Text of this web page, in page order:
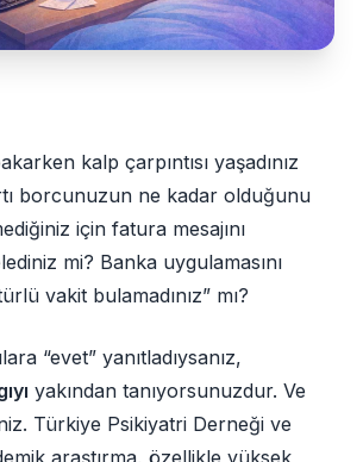
kalp çarpıntısı yaşadınız
borcunuzun ne kadar olduğunu
için fatura mesajını
mi? Banka uygulamasını
vakit bulamadınız” mı?
“evet” yanıtladıysanız,
yakından tanıyorsunuzdur. Ve
Türkiye Psikiyatri Derneği ve
araştırma, özellikle yüksek